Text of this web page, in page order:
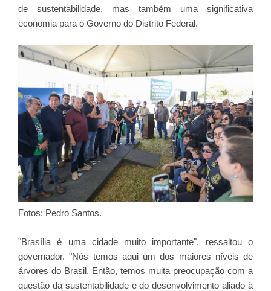
de sustentabilidade, mas também uma significativa
economia para o Governo do Distrito Federal.
Fotos: Pedro Santos.
"Brasília é uma cidade muito importante", ressaltou o
governador. "Nós temos aqui um dos maiores níveis de
árvores do Brasil. Então, temos muita preocupação com a
questão da sustentabilidade e do desenvolvimento aliado à